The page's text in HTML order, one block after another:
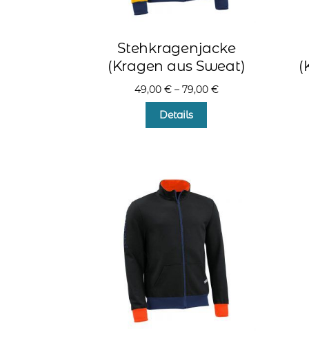
Stehkragenjacke
(Kragen aus Sweat)
49,00 €– 79,00 €
Details
Die
Optionen
können
der
Produktseite
gewählt
werden